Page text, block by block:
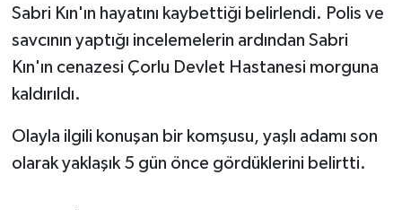
Sabri Kın'ın hayatını kaybettiği belirlendi. Polis ve
savcının yaptığı incelemelerin ardından Sabri
Kın'ın cenazesi Çorlu Devlet Hastanesi morguna
kaldırıldı.
Olayla ilgili konuşan bir komşusu, yaşlı adamı son
olarak yaklaşık 5 gün önce gördüklerini belirtti.
Jandarma
Kadın
KÜLTÜR SANAT